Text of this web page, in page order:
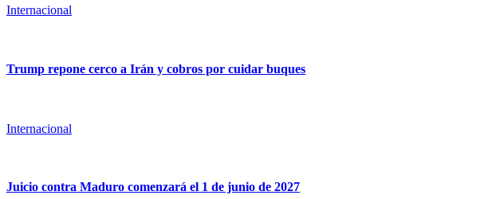
Internacional
Trump repone cerco a Irán y cobros por cuidar buques
Internacional
Juicio contra Maduro comenzará el 1 de junio de 2027